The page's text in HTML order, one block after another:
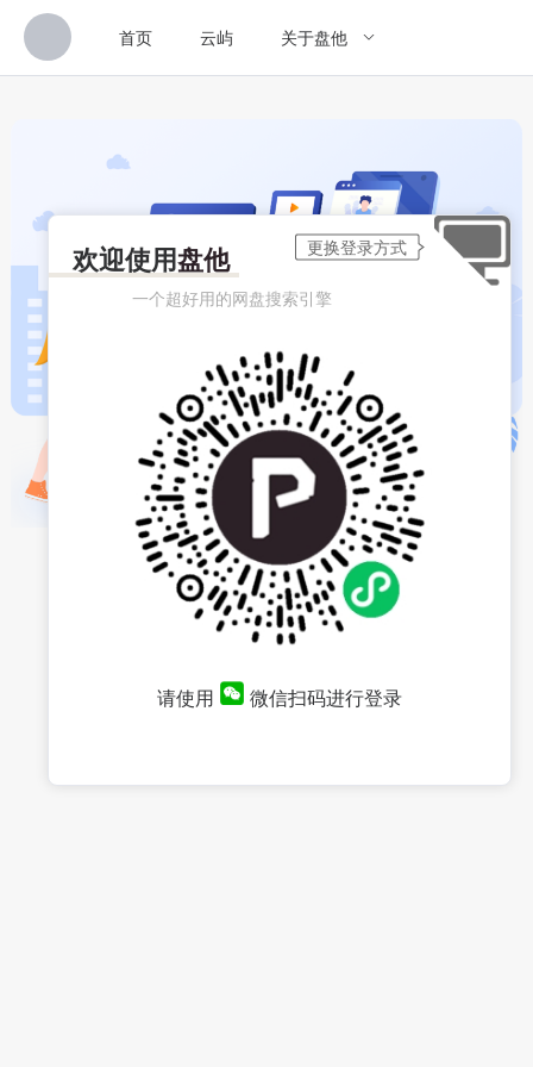
首页 云屿 关于盘他
欢迎使用盘他
一个超好用的网盘搜索引擎
请使用 微信扫码进行登录